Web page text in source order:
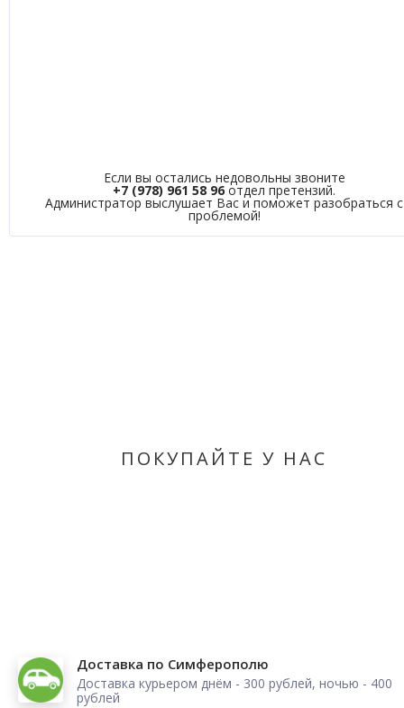
Если вы остались недовольны звоните
+7 (978) 961 58 96 отдел претензий.
Администратор выслушает Вас и поможет разобраться с
проблемой!
ПОКУПАЙТЕ У НАС
Доставка по Симферополю
Доставка курьером днём - 300 рублей, ночью - 400
рублей